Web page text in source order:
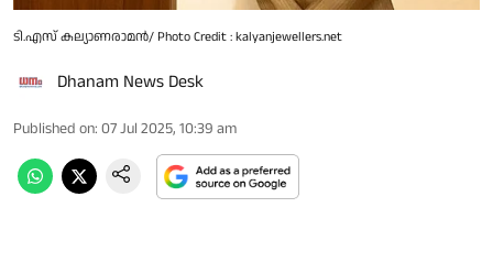
ടി.എസ് കല്യാണരാമന്‍/ Photo Credit : kalyanjewellers.net
Dhanam News Desk
Published on: 07 Jul 2025, 10:39 am